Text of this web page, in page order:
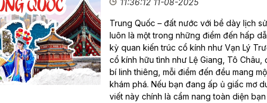
11:36:12 11-08-2025
Trung Quốc – đất nước với bề dày lịch
luôn là một trong những điểm đến hấp
kỳ quan kiến trúc cổ kính như Vạn Lý
cổ kính hữu tình như Lệ Giang, Tô
bí linh thiêng, mỗi điểm đến đều mang
khám phá. Nếu bạn đang ấp ủ giấc mơ
viết này chính là cẩm nang toàn diện